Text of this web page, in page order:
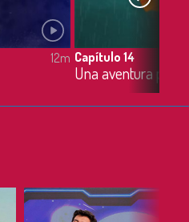
12m Capítulo 14
Una aventura por